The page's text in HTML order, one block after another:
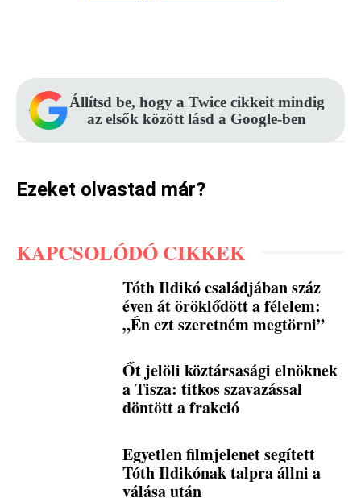
Állítsd be, hogy a Twice cikkeit mindig
az elsők között lásd a Google-ben
Ezeket olvastad már?
KAPCSOLÓDÓ CIKKEK
Tóth Ildikó családjában száz
éven át öröklődött a félelem:
„Én ezt szeretném megtörni”
Őt jelöli köztársasági elnöknek
a Tisza: titkos szavazással
döntött a frakció
Egyetlen filmjelenet segített
Tóth Ildikónak talpra állni a
válása után